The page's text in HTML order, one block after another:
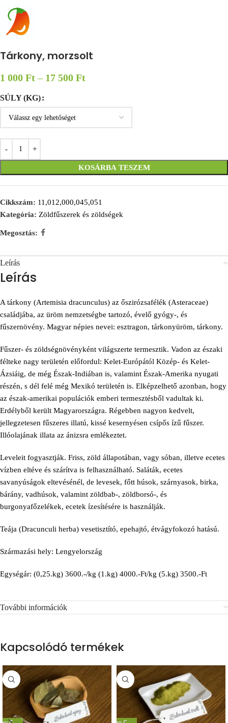
Tárkony, morzsolt
1 000 Ft – 17 500 Ft
SÚLY (KG)
KOSÁRBA TESZEM
Cikkszám: 11,012,000,045,051
Kategória: Zöldfűszerek és zöldségek
Megosztás:
Leírás
Leírás
A tárkony (Artemisia dracunculus) az őszirózsafélék (Asteraceae)
családjába, az üröm nemzetségbe tartozó, évelő gyógy-, és
fűszernövény. Magyar népies nevei: esztragon, tárkonyüröm, tárkony.
Fűszer- és zöldségnövényként világszerte termesztik. Vadon az északi
félteke nagy területén előfordul: Kelet-Európától Közép- és Kelet-
Ázsiáig, de még Észak-Indiában is, valamint Észak-Amerika nyugati
részén, s dél felé még Mexikó területén is. Elképzelhető azonban, hogy
az észak-amerikai populációk emberi termesztésből vadultak ki.
Erdélyből került Magyarországra. Régebben nagyon kedvelt,
jellegzetesen fűszeres illatú, kissé kesernyésen csípős ízű fűszer.
Illóolajának illata az ánizsra emlékeztet.
Leveleit fogyasztják. Friss, zöld állapotában, vagy sóban, illetve ecetes
vízben eltéve és szárítva is felhasználható. Saláták, ecetes
savanyúságok eltevésénél, de levesek, főtt húsok, szárnyasok, birka,
bárány, vadhúsok, valamint zöldbab-, zöldborsó-, és
burgonyafőzelékek, ecetek ízesítésére is használják.
Teája (Dracunculi herba) vesetisztító, epehajtó, étvágyfokozó hatású.
Származási hely: Lengyelország
Egységár: (0,25.kg) 3600.-/kg (1.kg) 4000.-Ft/kg (5.kg) 3500.-Ft
További információk
Kapcsolódó termékek